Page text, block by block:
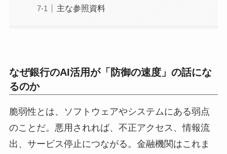
主な参照資料
なぜ銀行のAI活用が「防御の速度」の話にな
るのか
脆弱性とは、ソフトウェアやシステムにある弱点
のことだ。悪用されれば、不正アクセス、情報流
出、サービス停止につながる。金融機関はこれま